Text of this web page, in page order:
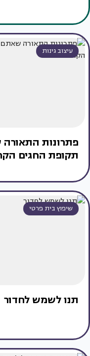
עיצוב גינות
פתרונות התאורה
תקופת החגים
שיפוץ בית פרטי
תנו לשמש לחדור